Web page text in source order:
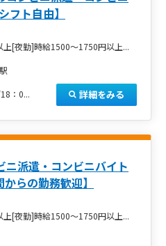
フト自由】
[夜勤]時給1500～1750円以上...
：0... 詳細をみる
ニ派遣・コンビニバイト
らの勤務歓迎】
[夜勤]時給1500～1750円以上...